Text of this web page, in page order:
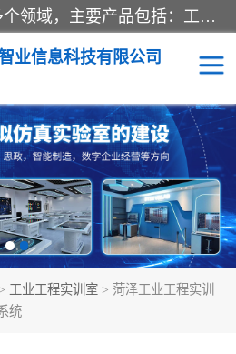
京创智业产品涵盖了多个领域，主要产品包括：工业4.0生产线解决方案，智慧物流综合实训室，教学设备与实验室建设，虚拟仿真实验室等。公司将秉持“创新、执着、诚信、共赢”的理念，以“将服务当作使命”为核心价值观，致力于为客户创造价值，与客户、合作伙伴和员工共同成长。
业信息科技有限公司
> 工业工程实训室 > 菏泽工业工程实训
统
低碳供应链
冷链物流
思政
智能制造